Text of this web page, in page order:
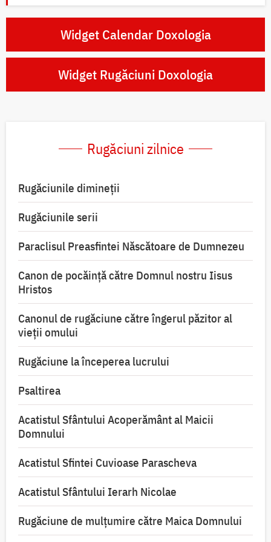
Widget Calendar Doxologia
Widget Rugăciuni Doxologia
Rugăciuni zilnice
Rugăciunile dimineții
Rugăciunile serii
Paraclisul Preasfintei Născătoare de Dumnezeu
Canon de pocăință către Domnul nostru Iisus
Hristos
Canonul de rugăciune către îngerul păzitor al
vieții omului
Rugăciune la începerea lucrului
Psaltirea
Acatistul Sfântului Acoperământ al Maicii
Domnului
Acatistul Sfintei Cuvioase Parascheva
Acatistul Sfântului Ierarh Nicolae
Rugăciune de mulţumire către Maica Domnului